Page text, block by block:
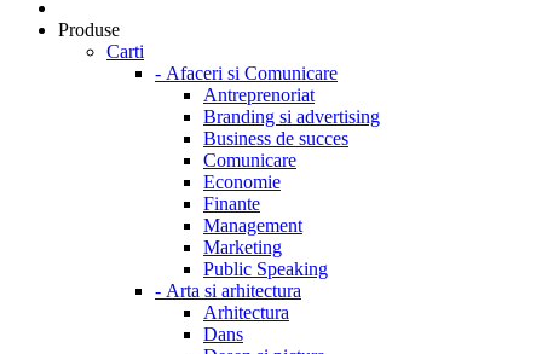
Produse
Carti
- Afaceri si Comunicare
Antreprenoriat
Branding si advertising
Business de succes
Comunicare
Economie
Finante
Management
Marketing
Public Speaking
- Arta si arhitectura
Arhitectura
Dans